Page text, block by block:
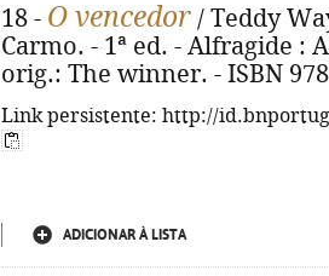
18 - O vencedor / Teddy
Carmo. - 1ª ed. - Alfragide :
orig.: The winner. - ISBN
Link persistente: http://
ADICIONAR À LISTA